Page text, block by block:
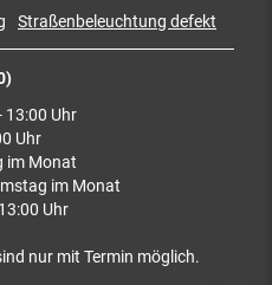
13:00 Uhr
Uhr
im Monat
im Monat
Uhr
nur mit Termin möglich.
Straßenbeleuchtung defekt